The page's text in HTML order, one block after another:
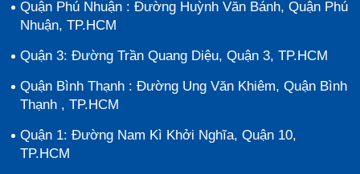
Quận Phú Nhuận : Đường Huỳnh Văn Bánh, Quận Phú
Nhuận, TP.HCM
Quận 3: Đường Trần Quang Diệu, Quận 3, TP.HCM
Quận Bình Thạnh : Đường Ung Văn Khiêm, Quận Bình
Thạnh , TP.HCM
Quận 1: Đường Nam Kì Khởi Nghĩa, Quận 10,
TP.HCM